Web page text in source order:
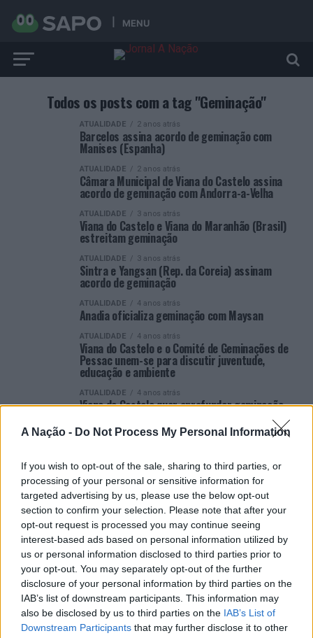
A Nação - Do Not Process My Personal Information
If you wish to opt-out of the sale, sharing to third parties, or
processing of your personal or sensitive information for
targeted advertising by us, please use the below opt-out
section to confirm your selection. Please note that after your
opt-out request is processed you may continue seeing
interest-based ads based on personal information utilized by
us or personal information disclosed to third parties prior to
your opt-out. You may separately opt-out of the further
disclosure of your personal information by third parties on the
IAB’s list of downstream participants. This information may
also be disclosed by us to third parties on the IAB’s List of
Downstream Participants that may further disclose it to other
MENU
Todos os posts com a tag "Geminação"
ATUALIDADE 2 anos atrás
Barcelos assina acordo de geminação com
Manises (Espanha)
ATUALIDADE 2 anos atrás
Câmara Municipal de Viana do Castelo assina
acordo de geminação com Andorra-a-Velha
ATUALIDADE 3 anos atrás
Viana do Castelo e Viana do Maranhão (Brasil)
estreitam geminação
ATUALIDADE 3 anos atrás
Sintra e Yangsan (Rep. da Coreia) assinam
acordo de geminação
ATUALIDADE 4 anos atrás
Anadia oficializa geminação com Maysan
ATUALIDADE 4 anos atrás
Viana do Castelo e o Comité de Geminações de
Pessac unem-se para discutir juventude,
educação e ambiente
ATUALIDADE 4 anos atrás
Viana do Castelo quer aprofundar geminação
ATUALIDADE 4 anos atrás
geminação com Colombes
ATUALIDADE 4 anos atrás
Município de Anadia visitou Iraque para iniciar
proposta de geminação com Maysan
ARTIGOS RECENTES
Cultura digital pode “comprometer” a criatividade antes